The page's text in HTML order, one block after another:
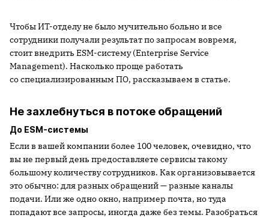
Чтобы ИТ-отделу не было мучительно больно и все
сотрудники получали результат по запросам вовремя,
стоит внедрить ESM-систему (Enterprise Service
Management). Насколько проще работать
со специализированным ПО, рассказываем в статье.
Не захлебнуться в потоке обращений
До ESM-системы
Если в вашей компании более 100 человек, очевидно, что
вы не первый день предоставляете сервисы такому
большому количеству сотрудников. Как организовывается
это обычно: для разных обращений — разные каналы
подачи. Или же одно окно, например почта, но туда
попадают все запросы, иногда даже без темы. Разобраться